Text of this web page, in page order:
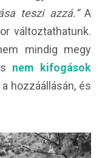
teszi azzá.”A
változtathatunk.
mindig megy
nem kifogások
hozzáállásán, és